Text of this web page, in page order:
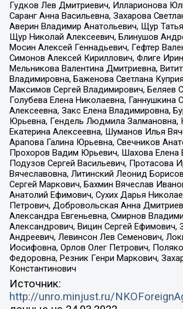
Гудков Лев Дмитриевич, Илларионова
Саранг Анна Васильевна, Захарова
Аверин Владимир Анатольевич, Щур
Щур Николай Алексеевич, Блинушов
Мосин Алексей Геннадьевич, Гефтер
Симонов Алексей Кириллович, Флиге
Мельникова Валентина Дмитриевна,
Владимировна, Баженова Светлана
Максимов Сергей Владимирович, Беляев
Голубева Елена Николаевна, Ганнушкина
Алексеевна, Закс Елена Владимировна,
Юрьевна, Гендель Людмила Залмановна,
Екатерина Алексеевна, Шуманов Илья
Арапова Галина Юрьевна, Свечников
Прохоров Вадим Юрьевич, Шахова Елена
Подузов Сергей Васильевич, Протасова
Вячеславовна, Литинский Леонид
Сергей Маркович, Бахмин Вячеслав
Анатолий Ефимович, Сухих Дарья
Петрович, Добровольская Анна
Александра Евгеньевна, Смирнов
Александрович, Вицин Сергей Ефимович,
Андреевич, Левинсон Лев Семенович,
Иосифовна, Орлов Олег Петрович,
Федоровна, Резник Генри Маркович,
Константинович
Источник:
http://unro.minjust.ru/